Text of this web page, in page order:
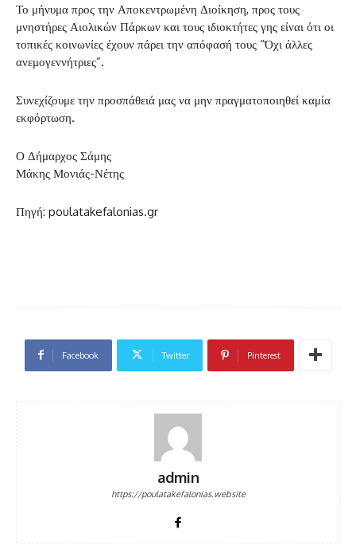
Το μήνυμα προς την Αποκεντρωμένη Διοίκηση, προς τους
μνηστήρες Αιολικών Πάρκων και τους ιδιοκτήτες γης είναι ότι οι
τοπικές κοινωνίες έχουν πάρει την απόφασή τους “Όχι άλλες
ανεμογεννήτριες”.
Συνεχίζουμε την προσπάθειά μας να μην πραγματοποιηθεί καμία
εκφόρτωση.
Ο Δήμαρχος Σάμης
Μάκης Μονιάς-Νέτης
Πηγή: poulatakefalonias.gr
Facebook Twitter Pinterest
admin
https://poulatakefalonias.website